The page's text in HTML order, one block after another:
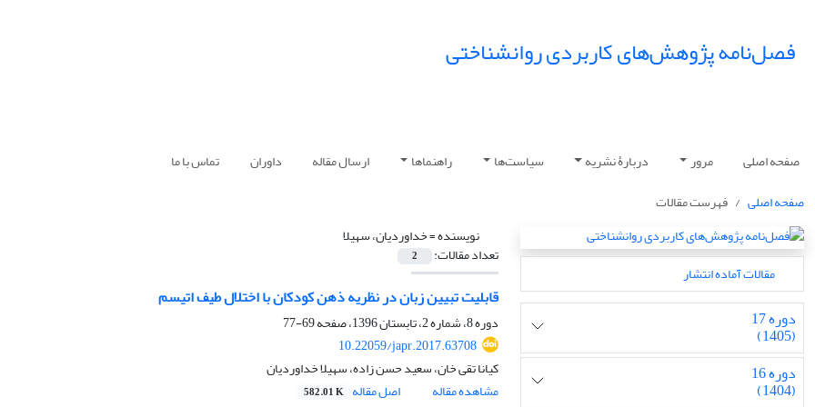
فصل‌نامه پژوهش‌های کاربردی روانشناختی
صفحه اصلی مرور دربارۀ نشریه سیاست‌ها راهنماها ارسال مقاله داوران
تماس با ما
صفحه اصلی
فهرست مقالات
مقالات آماده انتشار
دوره 17
(1405)
دوره 16
(1404)
نویسنده =خداوردیان، سهیلا
تعداد مقالات: 2
قابلیت تبیین زبان در نظریه ذهن کودکان با اختلال طیف اتیسم
دوره 8، شماره 2، تابستان 1396، صفحه
69-77
10.22059/japr.2017.63708
کیانا تقی خان، سعید حسن زاده، سهیلا خداوردیان
مشاهده مقاله
اصل مقاله 582.01 K